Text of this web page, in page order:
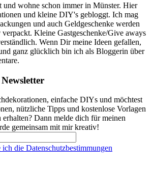
wohne schon immer in Münster. Hier
und kleine DIY's gebloggt. Ich mag
und auch Geldgeschenke werden
Kleine Gastgeschenke/Give aways
Wenn Dir meine Ideen gefallen,
ganz glücklich bin ich als Bloggerin über
einfache DIYs und möchtest
nützliche Tipps und kostenlose Vorlagen
Dann melde dich für meinen
gemeinsam mit mir kreativ!
die Datenschutzbestimmungen